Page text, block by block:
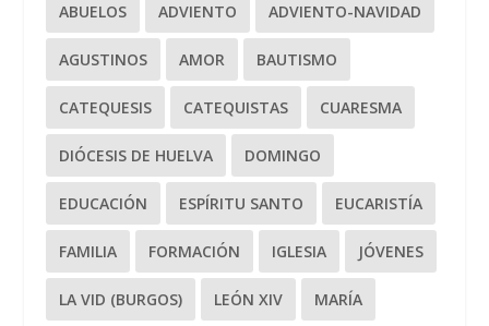
ABUELOS ADVIENTO ADVIENTO-NAVIDAD
AGUSTINOS AMOR BAUTISMO
CATEQUESIS CATEQUISTAS CUARESMA
DIÓCESIS DE HUELVA DOMINGO
EDUCACIÓN ESPÍRITU SANTO EUCARISTÍA
FAMILIA FORMACIÓN IGLESIA JÓVENES
LA VID (BURGOS) LEÓN XIV MARÍA